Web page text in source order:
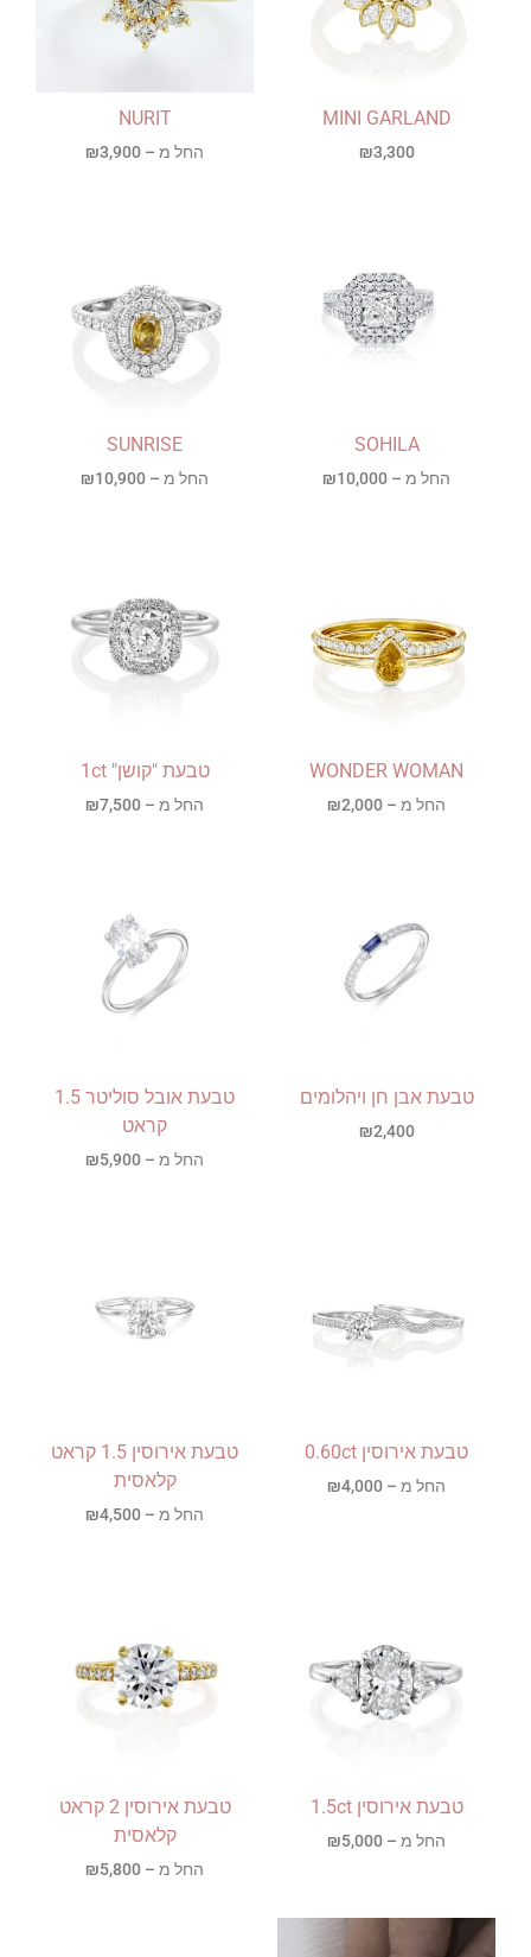
MINI GARLAND
₪3,300
NURIT
החל מ – ₪3,900
SOHILA
החל מ – ₪10,000
SUNRISE
החל מ – ₪10,900
WONDER WOMAN
החל מ – ₪2,000
טבעת "קושן" 1ct
החל מ – ₪7,500
טבעת אבן חן ויהלומים
₪2,400
טבעת אובל סוליטר 1.5
קראט
החל מ – ₪5,900
טבעת אירוסין 0.60ct
החל מ – ₪4,000
טבעת אירוסין 1.5 קראט
קלאסית
החל מ – ₪4,500
טבעת אירוסין 1.5ct
החל מ – ₪5,000
טבעת אירוסין 2 קראט
קלאסית
החל מ – ₪5,800